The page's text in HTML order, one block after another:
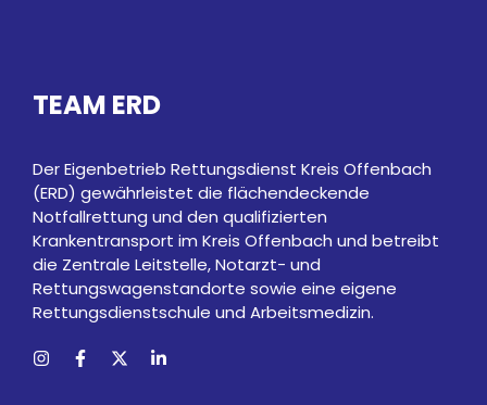
r
e
N
a
m
e
Absenden
TEAM ERD
Der Eigenbetrieb Rettungsdienst Kreis Offenbach
(ERD) gewährleistet die flächendeckende
Notfallrettung und den qualifizierten
Krankentransport im Kreis Offenbach und betreibt
die Zentrale Leitstelle, Notarzt- und
Rettungswagenstandorte sowie eine eigene
Rettungsdienstschule und Arbeitsmedizin.